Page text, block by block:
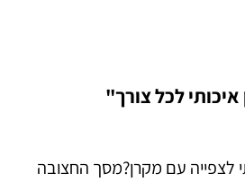
לכל צורך"
לצפייה עם מקרן?מסך החצובה